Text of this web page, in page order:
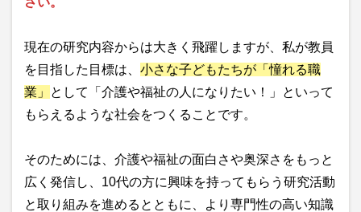
現在の研究内容からは大きく飛躍しますが、私が教員
を目指した目標は、 小さな子どもたちが「憧れる職
業」
として「介護や福祉の人になりたい！」といって
もらえるような社会をつくることです。
そのためには、介護や福祉の面白さや奥深さをもっと
広く発信し、10代の方に興味を持ってもらう研究活動
と取り組みを進めるとともに、より専門性の高い知識